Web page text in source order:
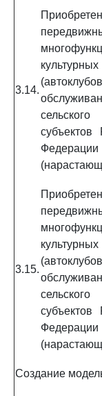
3.14.
сельского
субъектов
Федерации
3.15.
сельского
субъектов
Федерации
Создание